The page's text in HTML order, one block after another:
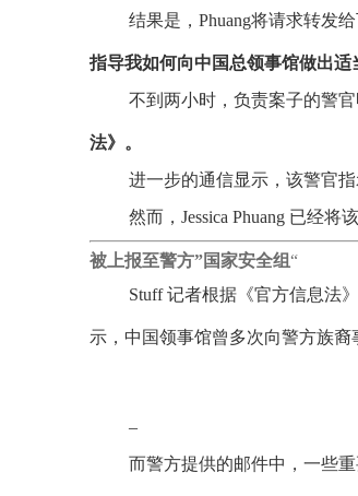
结果是，Phuang将请求转发
指导我如何向中国总领事馆做出
不到两小时，负责案子的警官
法》。
进一步的通信显示，该警官
然而，Jessica Phuang 已经
被上报至警方”国家安全组“
Stuff 记者根据《官方信息法
示，中国领事馆曾多次向警方族裔
–
而警方提供的邮件中，一些